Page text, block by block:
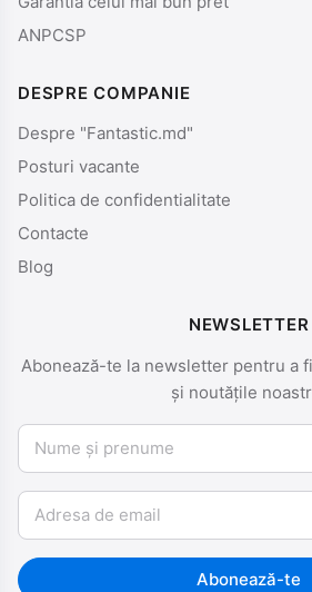
ANPCSP
DESPRE COMPANIE
Despre "Fantastic.md"
Posturi vacante
Politica de confidentialitate
Contacte
Blog
NEWSLETTER
Abonează-te la newsletter pentru a
și noutățile
Nume și prenume
Email
Abonează-te